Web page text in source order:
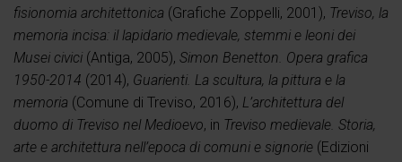
fisionomia architettonica (Grafiche Zoppelli, 2001), Treviso, la
memoria incisa: il lapidario medievale, stemmi e leoni dei
Musei civici (Antiga, 2005), Simon Benetton. Opera grafica
1950-2014 (2014), Guarienti. La scultura, la pittura e la
memoria (Comune di Treviso, 2016), L’architettura del
duomo di Treviso nel Medioevo, in Treviso medievale. Storia,
arte e architettura nell’epoca di comuni e signorie (Edizioni